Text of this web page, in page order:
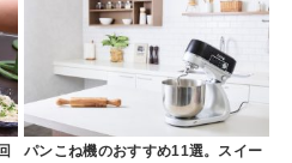
パンこね機のおすすめ11選。スイー